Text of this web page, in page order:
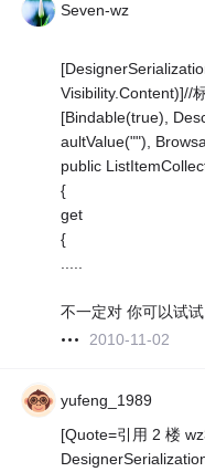
Seven-wz
Visibility.Content)]//
[Bindable(true),
aultValue(""),
public
{
get
{
.....
不一定对 你可以试试
2010-11-02
yufeng_1989
[Quote=引用 2 楼